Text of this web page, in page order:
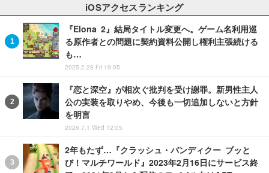
iOSアクセスランキング
『Elona 2』結局タイトル変更へ。ゲーム名利用巡
る原作者との問題に契約資料公開し権利主張続ける
も…
2025.2.28 Fri 19:05
『恋と深空』が相次ぐ批判を受け謝罪。新男性主人
公の実装を取りやめ、今後も一切追加しないと方針
を明言
2026.7.1 Wed 12:05
2年もたず…『クラッシュ・バンディクー ブッと
び！マルチワールド』2023年2月16日にサービス終